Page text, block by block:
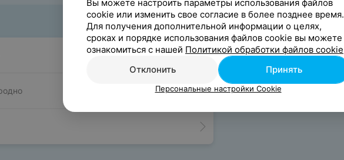
Вы можете настроить параметры использования файлов
cookie или изменить свое согласие в более позднее время.
Для получения дополнительной информации о целях,
сроках и порядке использования файлов cookie вы можете
ознакомиться с нашей Политикой обработки файлов cookie
Отклонить
Принять
Персональные настройки Cookie